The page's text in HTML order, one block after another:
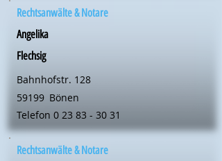
Rechtsanwälte & Notare
Angelika
Flechsig
Bahnhofstr. 128
59199 Bönen
Telefon 0 23 83 - 30 31
Rechtsanwälte & Notare